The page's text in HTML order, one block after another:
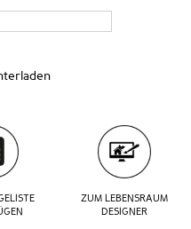
ZUM LEBENSRAUM
DESIGNER